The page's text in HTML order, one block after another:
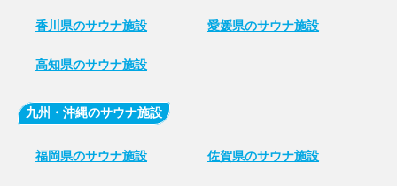
香川県のサウナ施設 愛媛県のサウナ施設
高知県のサウナ施設
九州・沖縄のサウナ施設
福岡県のサウナ施設 佐賀県のサウナ施設